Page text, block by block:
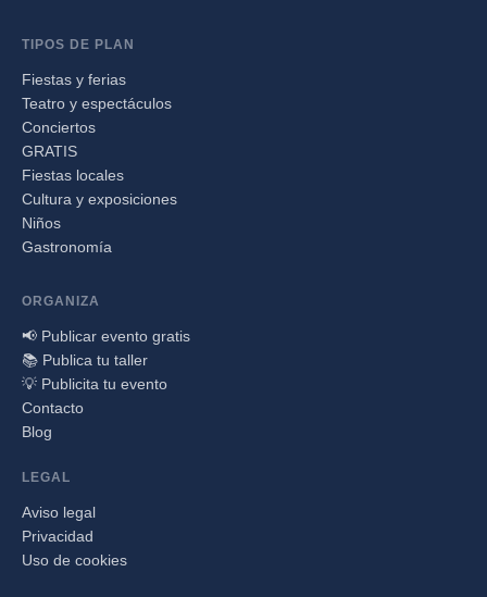
TIPOS DE PLAN
Fiestas y ferias
Teatro y espectáculos
Conciertos
GRATIS
Fiestas locales
Cultura y exposiciones
Niños
Gastronomía
ORGANIZA
📢 Publicar evento gratis
📚 Publica tu taller
💡 Publicita tu evento
Contacto
Blog
LEGAL
Aviso legal
Privacidad
Uso de cookies